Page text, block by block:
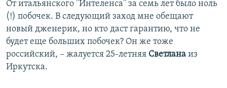
От итальянского "Интеленса" за семь лет было ноль
(!) побочек. В следующий заход мне обещают
новый дженерик, но кто даст гарантию, что не
будет еще больших побочек? Он же тоже
российский, – жалуется 25-летняя Светлана из
Иркутска.